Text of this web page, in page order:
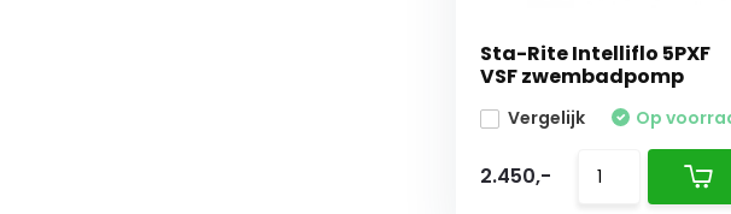
Sta-Rite Intelliflo 5PXF
VSF zwembadpomp
Vergelijk Op
2.450,-